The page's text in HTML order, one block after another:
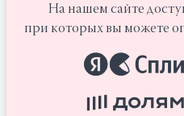
На нашем сайте
при которых вы можете